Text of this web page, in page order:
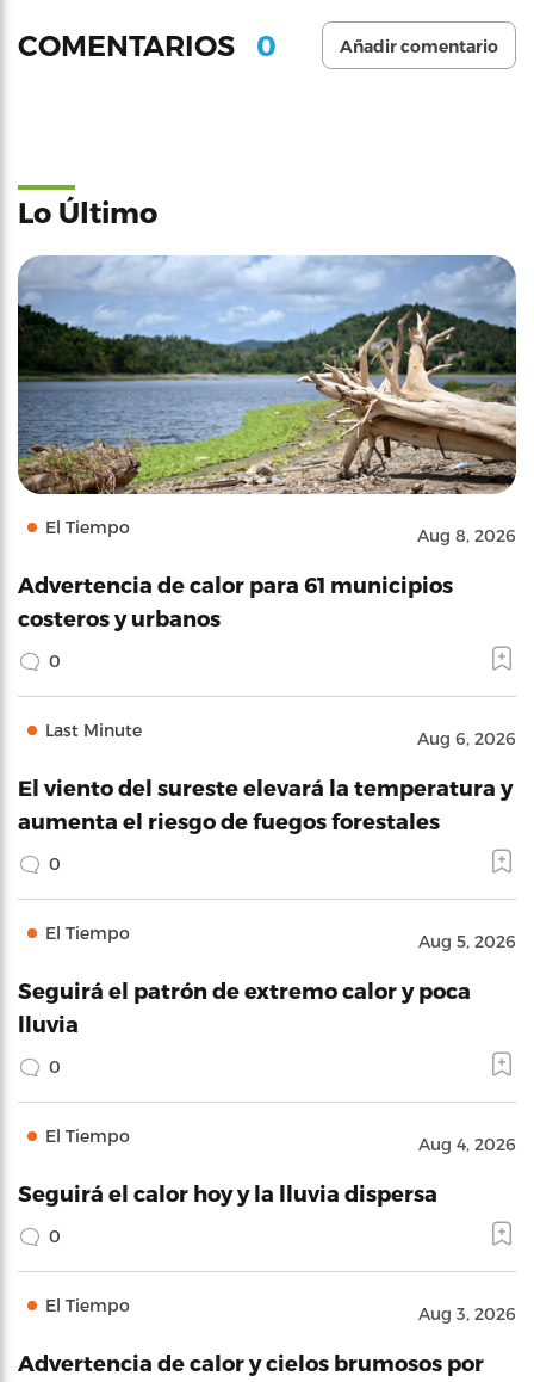
COMENTARIOS 0 Añadir comentario
Lo Último
El Tiempo Aug 8, 2026
Advertencia de calor para 61 municipios
costeros y urbanos
0
Last Minute Aug 6, 2026
El viento del sureste elevará la temperatura y
aumenta el riesgo de fuegos forestales
0
El Tiempo Aug 5, 2026
Seguirá el patrón de extremo calor y poca
lluvia
0
El Tiempo Aug 4, 2026
Seguirá el calor hoy y la lluvia dispersa
0
El Tiempo Aug 3, 2026
Advertencia de calor y cielos brumosos por